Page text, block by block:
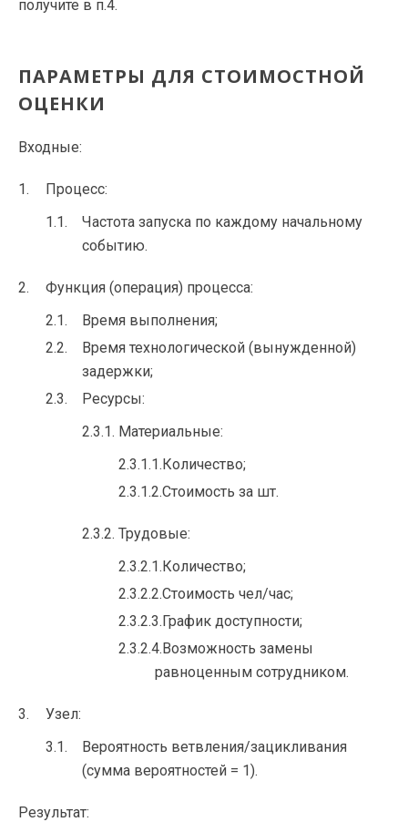
получите в п.4.
ПАРАМЕТРЫ ДЛЯ СТОИМОСТНОЙ
ОЦЕНКИ
Входные:
Процесс:
Частота запуска по каждому начальному
событию.
Функция (операция) процесса:
Время выполнения;
Время технологической (вынужденной)
задержки;
Ресурсы:
Материальные:
Количество;
Стоимость за шт.
Трудовые:
Количество;
Стоимость чел/час;
График доступности;
Возможность замены
равноценным сотрудником.
Узел:
Вероятность ветвления/зацикливания
(сумма вероятностей = 1).
Результат: